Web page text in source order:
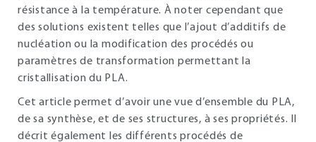
résistance à la température. À noter cependant que
des solutions existent telles que l’ajout d’additifs de
nucléation ou la modification des procédés ou
paramètres de transformation permettant la
cristallisation du PLA.
Cet article permet d’avoir une vue d’ensemble du PLA,
de sa synthèse, et de ses structures, à ses propriétés. Il
décrit également les différents procédés de